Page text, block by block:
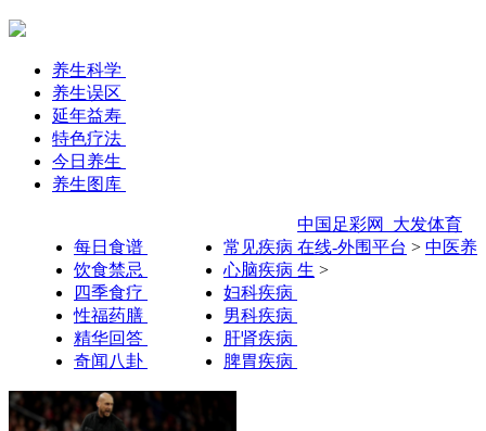
养生科学
养生误区
延年益寿
特色疗法
今日养生
养生图库
每日食谱
饮食禁忌
四季食疗
性福药膳
精华回答
奇闻八卦
常见疾病
心脑疾病
妇科疾病
男科疾病
肝肾疾病
脾胃疾病
中国足彩网_大发体育
在线-外围平台 > 中医养
生 >